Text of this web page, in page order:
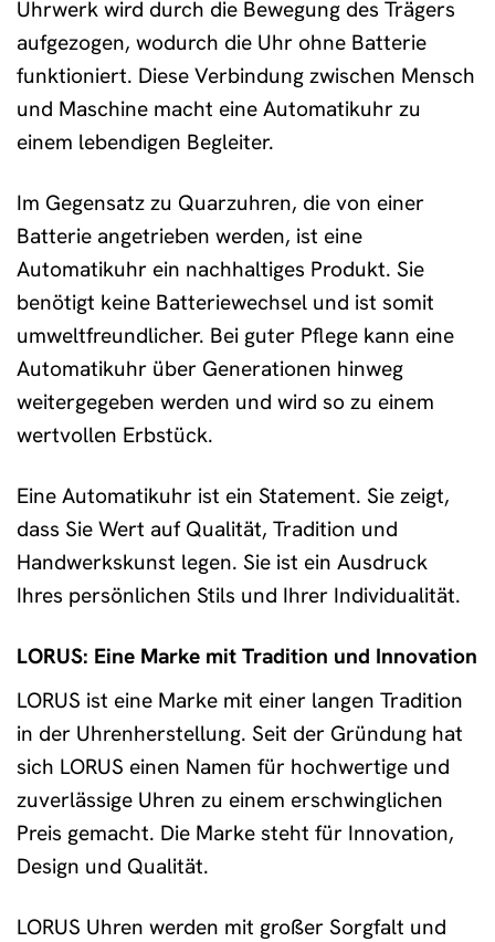
Uhrwerk wird durch die Bewegung des Trägers
aufgezogen, wodurch die Uhr ohne Batterie
funktioniert. Diese Verbindung zwischen Mensch
und Maschine macht eine Automatikuhr zu
einem lebendigen Begleiter.
Im Gegensatz zu Quarzuhren, die von einer
Batterie angetrieben werden, ist eine
Automatikuhr ein nachhaltiges Produkt. Sie
benötigt keine Batteriewechsel und ist somit
umweltfreundlicher. Bei guter Pflege kann eine
Automatikuhr über Generationen hinweg
weitergegeben werden und wird so zu einem
wertvollen Erbstück.
Eine Automatikuhr ist ein Statement. Sie zeigt,
dass Sie Wert auf Qualität, Tradition und
Handwerkskunst legen. Sie ist ein Ausdruck
Ihres persönlichen Stils und Ihrer Individualität.
LORUS: Eine Marke mit Tradition und Innovation
LORUS ist eine Marke mit einer langen Tradition
in der Uhrenherstellung. Seit der Gründung hat
sich LORUS einen Namen für hochwertige und
zuverlässige Uhren zu einem erschwinglichen
Preis gemacht. Die Marke steht für Innovation,
Design und Qualität.
LORUS Uhren werden mit großer Sorgfalt und